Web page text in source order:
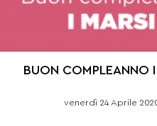
BUON COMPLEANNO
venerdì 24 Aprile